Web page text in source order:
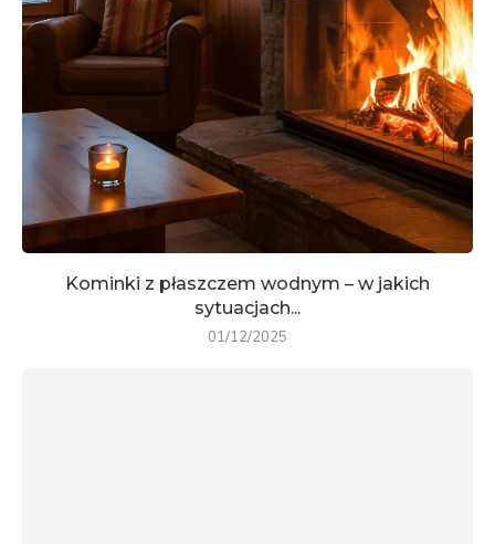
Kominki z płaszczem wodnym – w jakich
sytuacjach...
01/12/2025